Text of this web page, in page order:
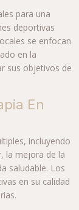
para una
deportivas
se enfocan
en la
sus objetivos de
En
incluyendo
la mejora de la
saludable. Los
en su calidad